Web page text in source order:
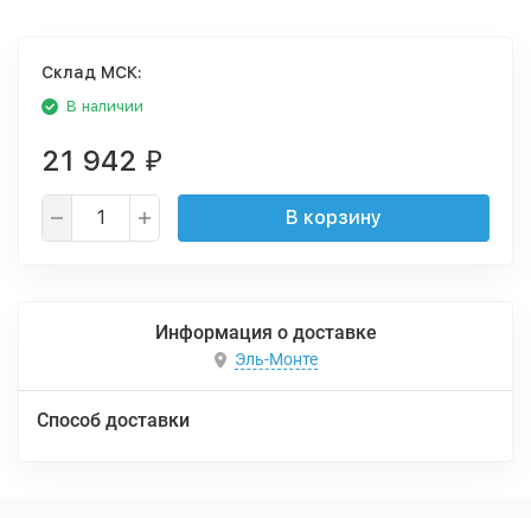
Cклад МСК:
В наличии
21 942 ₽
В корзину
Информация о доставке
Эль-Монте
Способ доставки